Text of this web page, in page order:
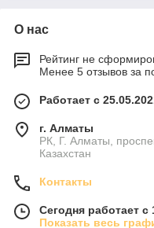
О нас
Рейтинг не
Менее 5 отзывов за
Работает с
г. Алматы
РК, Г. Алматы,
Казахстан
Контакты
Сегодня работает с
Показать весь